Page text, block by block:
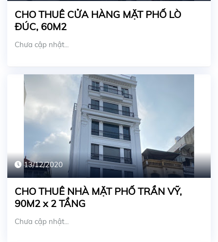
CHO THUÊ CỬA HÀNG MẶT PHỐ LÒ
ĐÚC, 60M2
Chưa cập nhật...
13/12/2020
CHO THUÊ NHÀ MẶT PHỐ TRẦN VỸ,
90M2 x 2 TẦNG
Chưa cập nhật...